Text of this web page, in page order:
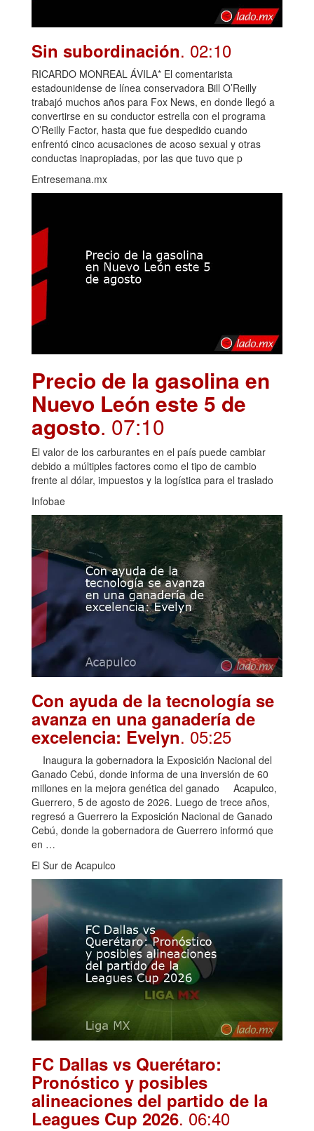
Sin subordinación. 02:10
RICARDO MONREAL ÁVILA* El comentarista
estadounidense de línea conservadora Bill O’Reilly
trabajó muchos años para Fox News, en donde llegó a
convertirse en su conductor estrella con el programa
O’Reilly Factor, hasta que fue despedido cuando
enfrentó cinco acusaciones de acoso sexual y otras
conductas inapropiadas, por las que tuvo que p
Entresemana.mx
Precio de la gasolina en
Nuevo León este 5 de
agosto. 07:10
El valor de los carburantes en el país puede cambiar
debido a múltiples factores como el tipo de cambio
frente al dólar, impuestos y la logística para el traslado
Infobae
Con ayuda de la tecnología se
avanza en una ganadería de
excelencia: Evelyn. 05:25
Inaugura la gobernadora la Exposición Nacional del
Ganado Cebú, donde informa de una inversión de 60
millones en la mejora genética del ganado Acapulco,
Guerrero, 5 de agosto de 2026. Luego de trece años,
regresó a Guerrero la Exposición Nacional de Ganado
Cebú, donde la gobernadora de Guerrero informó que
en …
El Sur de Acapulco
FC Dallas vs Querétaro:
Pronóstico y posibles
alineaciones del partido de la
Leagues Cup 2026. 06:40